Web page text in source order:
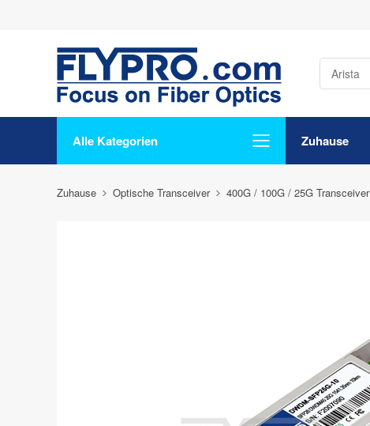
Alle Kategorien Zuhause
Zuhause Optische Transceiver 400G / 100G / 25G Transceiver